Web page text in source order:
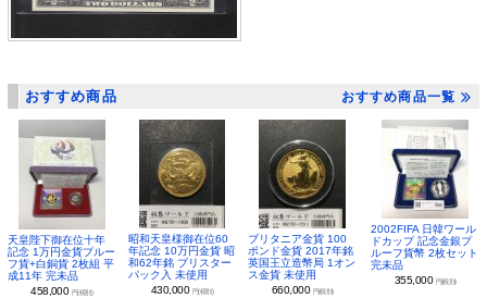
おすすめ商品 おすすめ商品一覧
天皇陛下御在位十年
記念 1万円金貨プルー
フ貨+白銅貨 2枚組 平
成11年 完未品
458,000 円(税別)
昭和天皇様御在位60
年記念 10万円金貨 昭
和62年銘 ブリスター
パック入 未使用
430,000 円(税別)
ブリタニア金貨 100
ポンド金貨 2017年銘
英国王立造幣局 1オン
ス金貨 未使用
660,000 円(税別)
2002FIFA 日韓ワール
ドカップ 記念金銀プ
ルーフ貨幣 2枚セット
完未品
355,000 円(税別)